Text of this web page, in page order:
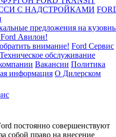
С НАДСТРОЙКАМИ
предложения на
Авилон!
внимание! Ford Сервис
Техническое обслуживание
Вакансии Политика
информация О Дилерском
постоянно совершенствуют
собой право на внесение